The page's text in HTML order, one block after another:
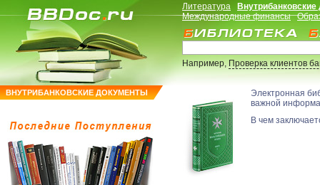
ВНУТРИБАНКОВСКИЕ ДОКУМЕНТЫ
Литература
Международные финансы
Например,Проверка клиентов
Электронная
важной
В чем